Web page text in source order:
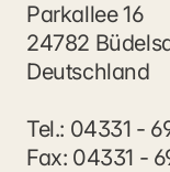
Parkallee 16
24782
Deutschland
Tel.: 04331 -
Fax: 04331 -